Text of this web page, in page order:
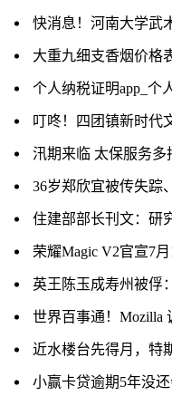
大重九细支香烟价格